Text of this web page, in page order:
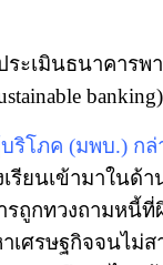
เมินธนาคาร
ภค (มพบ.) กล่
ยนเข้ามาในด้
รถูกทวงถามห
ศรษฐกิจจนไม่